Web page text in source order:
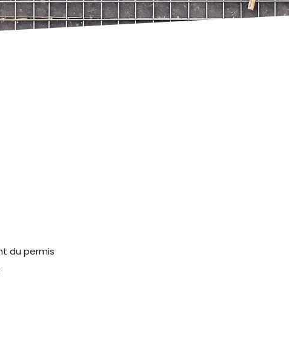
du permis